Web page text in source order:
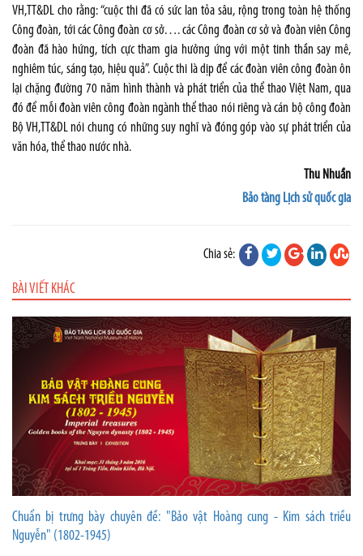
VH,TT&DL cho rằng: “cuộc thi đã có sức lan tỏa sâu, rộng trong toàn hệ thống
Công đoàn, tới các Công đoàn cơ sở…. các Công đoàn cơ sở và đoàn viên Công
đoàn đã hào hứng, tích cực tham gia hưởng ứng với một tinh thần say mê,
nghiêm túc, sáng tạo, hiệu quả”. Cuộc thi là dịp để các đoàn viên công đoàn ôn
lại chặng đường 70 năm hình thành và phát triển của thể thao Việt Nam, qua
đó để mỗi đoàn viên công đoàn ngành thể thao nói riêng và cán bộ công đoàn
Bộ VH,TT&DL nói chung có những suy nghĩ và đóng góp vào sự phát triển của
văn hóa, thể thao nước nhà.
Thu Nhuần
Bảo tàng Lịch sử quốc gia
Chia sẻ:
BÀI VIẾT KHÁC
Chuẩn bị trưng bày chuyên đề: "Bảo vật Hoàng cung - Kim sách triều
Nguyễn" (1802-1945)